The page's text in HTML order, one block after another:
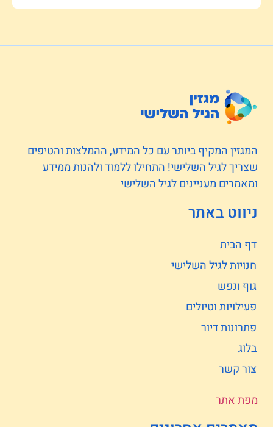
המגזין המקיף ביותר עם כל המידע, ההמלצות והטיפים
שצריך לגיל השלישי! התחילו ללמוד ולהנות ממידע
ומאמרים מעניינים לגיל השלישי
ניווט באתר
דף הבית
חנויות לגיל השלישי
גוף ונפש
פעילויות וטיולים
פתרונות דיור
בלוג
צור קשר
מפת אתר